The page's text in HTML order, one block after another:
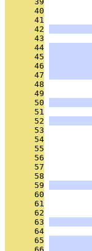
      40
      41
      42
      43
      44
      45
      46
      47
      48
      49
      50
      51
      52
      53
      54
      55
      56
      57
      58
      59
      60
      61
      62
      63
      64
      65